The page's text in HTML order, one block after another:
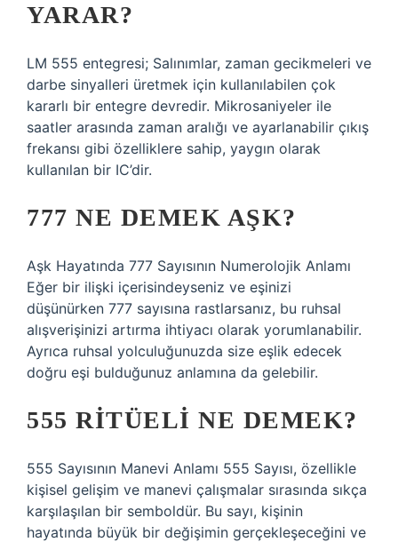
YARAR?
LM 555 entegresi; Salınımlar, zaman gecikmeleri ve
darbe sinyalleri üretmek için kullanılabilen çok
kararlı bir entegre devredir. Mikrosaniyeler ile
saatler arasında zaman aralığı ve ayarlanabilir çıkış
frekansı gibi özelliklere sahip, yaygın olarak
kullanılan bir IC’dir.
777 NE DEMEK AŞK?
Aşk Hayatında 777 Sayısının Numerolojik Anlamı
Eğer bir ilişki içerisindeyseniz ve eşinizi
düşünürken 777 sayısına rastlarsanız, bu ruhsal
alışverişinizi artırma ihtiyacı olarak yorumlanabilir.
Ayrıca ruhsal yolculuğunuzda size eşlik edecek
doğru eşi bulduğunuz anlamına da gelebilir.
555 RITÜELI NE DEMEK?
555 Sayısının Manevi Anlamı 555 Sayısı, özellikle
kişisel gelişim ve manevi çalışmalar sırasında sıkça
karşılaşılan bir semboldür. Bu sayı, kişinin
hayatında büyük bir değişimin gerçekleşeceğini ve